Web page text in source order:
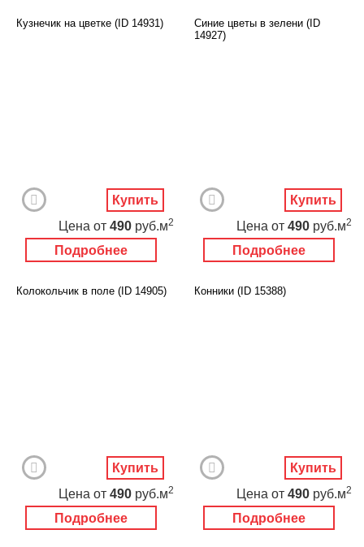
Кузнечик на цветке (ID 14931)
Подробнее
Цена от 490 руб.м2
Купить
Синие цветы в зелени (ID
14927)
Подробнее
Цена от 490 руб.м2
Купить
Колокольчик в поле (ID 14905)
Подробнее
Цена от 490 руб.м2
Купить
Конники (ID 15388)
Подробнее
Цена от 490 руб.м2
Купить